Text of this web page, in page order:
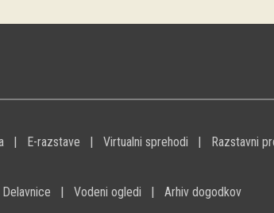
E-razstave Virtualni sprehodi Razstavni
Delavnice Vodeni ogledi Arhiv dogodkov